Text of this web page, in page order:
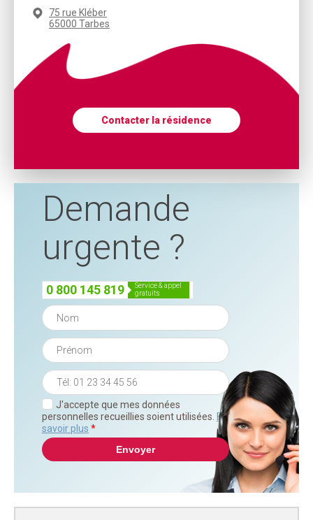
75 rue Kléber
65000 Tarbes
Contacter la résidence
Demande
urgente ?
0 800 145 819
service & appel
gratuits
J'accepte que mes données
personnelles recueillies soient utilisées. En
savoir plus *